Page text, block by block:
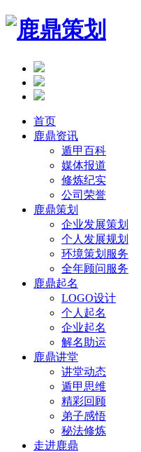
首页
鹿鼎资讯
遁甲百科
媒体报道
修炼纪实
公司荣誉
鹿鼎策划
企业发展策划
个人发展规划
环境策划服务
全年顾问服务
鹿鼎起名
LOGO设计
个人起名
企业起名
解名助运
鹿鼎讲堂
讲堂动态
遁甲思维
精彩回顾
弟子感悟
秘法修炼
走进鹿鼎